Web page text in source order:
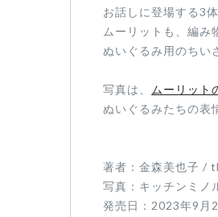
お話しに登場する3
ムーリットも、編み
ぬいぐるみ用のちい
写真は、 ムーリット
ぬいぐるみたちの表
著者：金森美也子 /
写真：キッチンミノ
発売日：2023年9月